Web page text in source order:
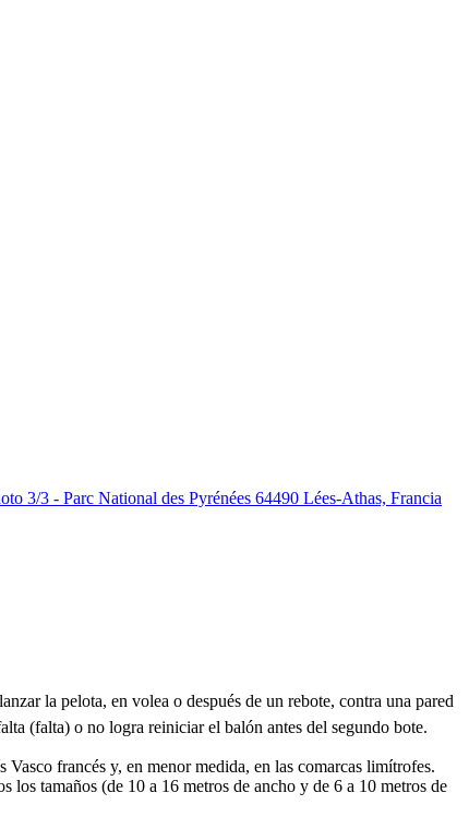
la pelota, en volea o después de un rebote, contra una pared
(falta) o no logra reiniciar el balón antes del segundo bote.
francés y, en menor medida, en las comarcas limítrofes.
tamaños (de 10 a 16 metros de ancho y de 6 a 10 metros de